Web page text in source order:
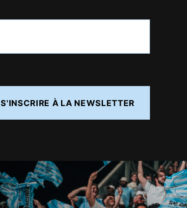
S'INSCRIRE À LA NEWSLETTER